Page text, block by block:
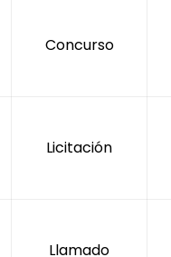
Concurso
Licitación
Llamado